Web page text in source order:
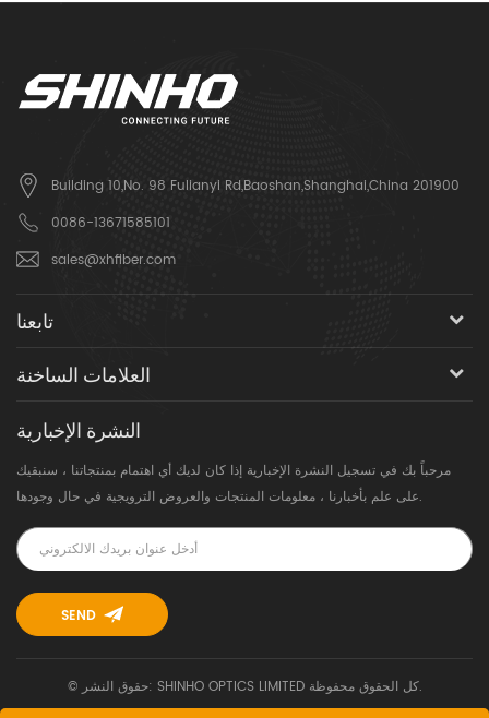
Building 10,No. 98 Fulianyi Rd,Baoshan,Shanghai,China 201900
0086-13671585101
sales@xhfiber.com
تابعنا
العلامات الساخنة
النشرة الإخبارية
مرحباً بك في تسجيل النشرة الإخبارية إذا كان لديك أي اهتمام بمنتجاتنا ، سنبقيك
على علم بأخبارنا ، معلومات المنتجات والعروض الترويجية في حال وجودها.
© حقوق النشر: SHINHO OPTICS LIMITED كل الحقوق محفوظة.